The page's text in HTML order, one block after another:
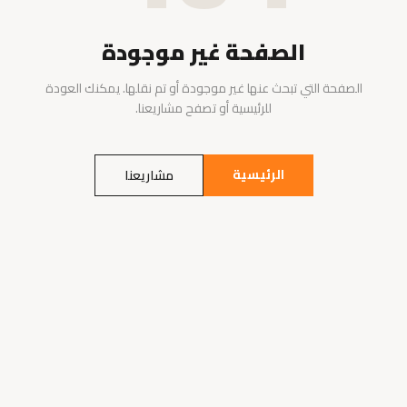
الصفحة غير موجودة
الصفحة التي تبحث عنها غير موجودة أو تم نقلها. يمكنك العودة
للرئيسية أو تصفح مشاريعنا.
الرئيسية مشاريعنا